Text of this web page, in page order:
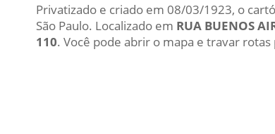
Privatizado e criado em 08/03/1923, o
São Paulo. Localizado em RUA BUENOS
110. Você pode abrir o mapa e travar